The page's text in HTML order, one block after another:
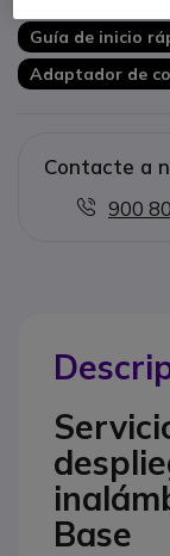
Guía de inicio
Adaptador de
Contacte a
900
Base